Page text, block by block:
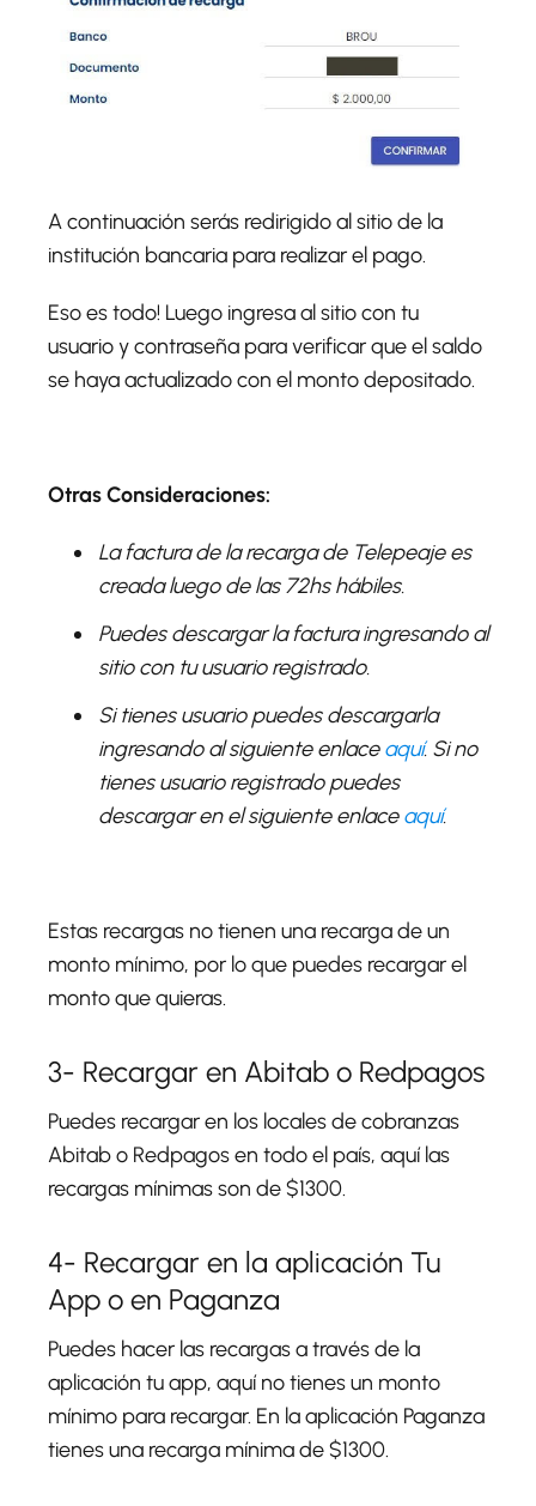
A continuación serás redirigido al sitio de la
institución bancaria para realizar el pago.
Eso es todo! Luego ingresa al sitio con tu
usuario y contraseña para verificar que el saldo
se haya actualizado con el monto depositado.
Otras Consideraciones:
La factura de la recarga de Telepeaje es
creada luego de las 72hs hábiles.
Puedes descargar la factura ingresando al
sitio con tu usuario registrado.
Si tienes usuario puedes descargarla
ingresando al siguiente enlaceaquí. Si no
tienes usuario registrado puedes
descargar en el siguiente enlaceaquí.
Estas recargas no tienen una recarga de un
monto mínimo, por lo que puedes recargar el
monto que quieras.
3- Recargar en Abitab o Redpagos
Puedes recargar en los locales de cobranzas
Abitab o Redpagos en todo el país, aquí las
recargas mínimas son de $1300.
4- Recargar en la aplicación Tu
App o en Paganza
Puedes hacer las recargas a través de la
aplicación tu app, aquí no tienes un monto
mínimo para recargar. En la aplicación Paganza
tienes una recarga mínima de $1300.